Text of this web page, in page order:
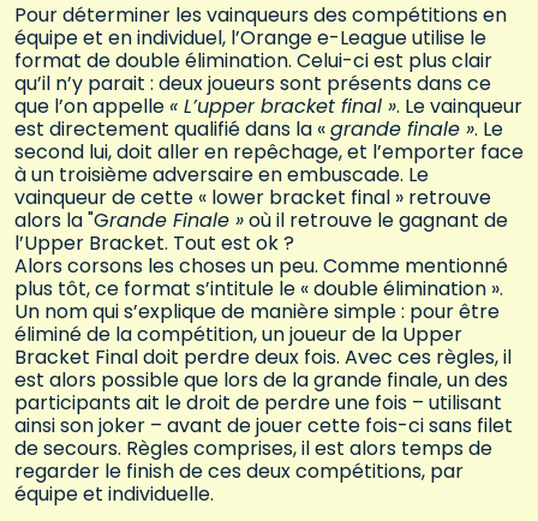
Pour déterminer les vainqueurs des compétitions en
équipe et en individuel, l’Orange e-League utilise le
format de double élimination. Celui-ci est plus clair
qu’il n’y parait : deux joueurs sont présents dans ce
que l’on appelle« L’upper bracket final ». Le vainqueur
est directement qualifié dans la «grande finale ». Le
second lui, doit aller en repêchage, et l’emporter face
à un troisième adversaire en embuscade. Le
vainqueur de cette « lower bracket final » retrouve
alors la "Grande Finale »où il retrouve le gagnant de
l’Upper Bracket. Tout est ok ?
Alors corsons les choses un peu. Comme mentionné
plus tôt, ce format s’intitule le « double élimination ».
Un nom qui s’explique de manière simple : pour être
éliminé de la compétition, un joueur de la Upper
Bracket Final doit perdre deux fois. Avec ces règles, il
est alors possible que lors de la grande finale, un des
participants ait le droit de perdre une fois – utilisant
ainsi son joker – avant de jouer cette fois-ci sans filet
de secours. Règles comprises, il est alors temps de
regarder le finish de ces deux compétitions, par
équipe et individuelle.